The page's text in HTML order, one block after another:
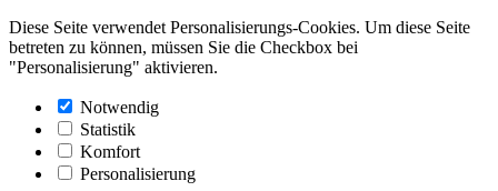
Diese Seite verwendet Personalisierungs-Cookies. Um diese Seite
betreten zu können, müssen Sie die Checkbox bei
"Personalisierung" aktivieren.
Notwendig
Statistik
Komfort
Personalisierung